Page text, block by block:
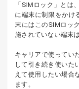
「SIMロック」とは
に端末に制限をかけ
末にはこのSIMロッ
施されていない端末
キャリアで使ってい
して引き続き使いた
えて使用したい場合
ます。